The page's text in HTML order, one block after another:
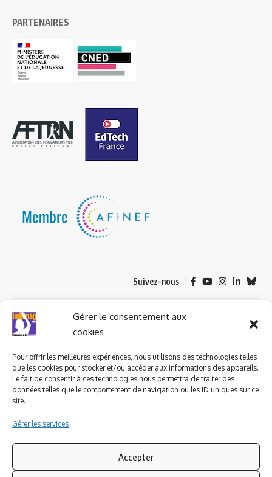
Gérer le consentement aux
cookies
Pour offrir les meilleures expériences, nous utilisons des technologies telles
que les cookies pour stocker et/ou accéder aux informations des appareils.
Le fait de consentir à ces technologies nous permettra de traiter des
données telles que le comportement de navigation ou les ID uniques sur ce
site.
Gérer les services
Accepter
PARTENAIRES
Suivez-nous
© 2023 ludomag.com édité et géré par WOOMEET SAS, powered by